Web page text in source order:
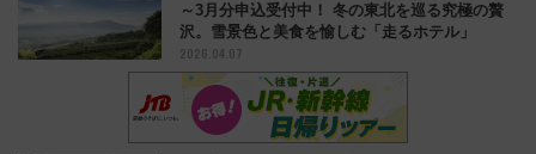
～3月分申込受付中！ 冬の東北を巡る究極の贅
沢。雪景色と美食を愉しむ「走るホテル」
2026.04.07